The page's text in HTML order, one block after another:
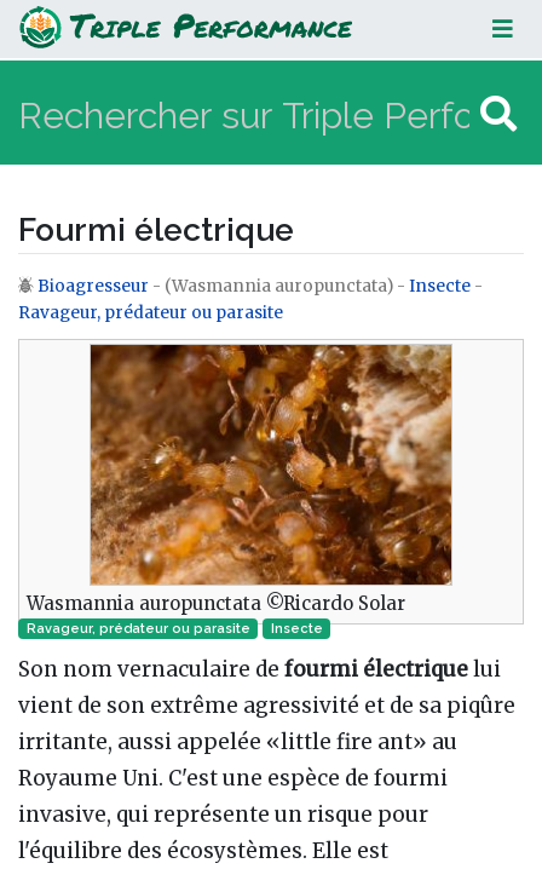
Fourmi électrique
Fourmi électrique
Aller à :navigation,rechercher
Bioagresseur - (Wasmannia auropunctata) - Insecte -
Ravageur, prédateur ou parasite
Wasmannia auropunctata ©Ricardo Solar
Ravageur, prédateur ou parasite Insecte
Son nom vernaculaire de fourmi électriquelui
vient de son extrême agressivité et de sa piqûre
irritante, aussi appelée «little fire ant» au
Royaume Uni. C'est une espèce de fourmi
invasive, qui représente un risque pour
l'équilibre des écosystèmes. Elle est